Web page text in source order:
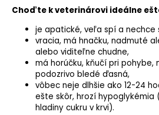
Choďte k veterinárovi ideálne
je apatické, veľa spí a nechce
vracia, má hnačku, nadmuté
alebo viditeľne chudne,
má horúčku, kňučí pri pohybe,
podozrivo bledé ďasná,
vôbec neje dlhšie ako 12-24
ešte skôr, hrozí hypoglykémia
hladiny cukru v krvi).